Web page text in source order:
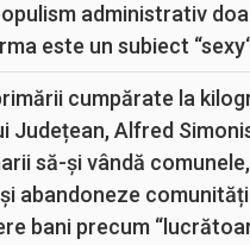
administrativ
este un subiect
cumpărate la
Județean, Alfred
să-și vândă comunele,
abandoneze
bani precum